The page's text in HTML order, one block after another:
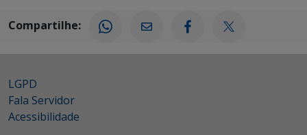
Compartilhe:
LGPD
Fala Servidor
Acessibilidade